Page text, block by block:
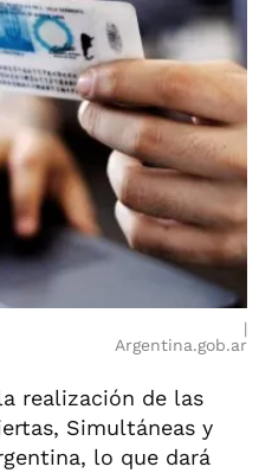
Argentina.gob.ar
realización de las
Simultáneas y
lo que dará